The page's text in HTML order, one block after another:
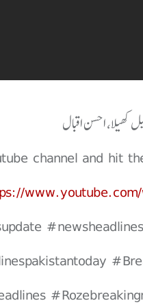
کھیلا، احسن اقبال
channel and hit